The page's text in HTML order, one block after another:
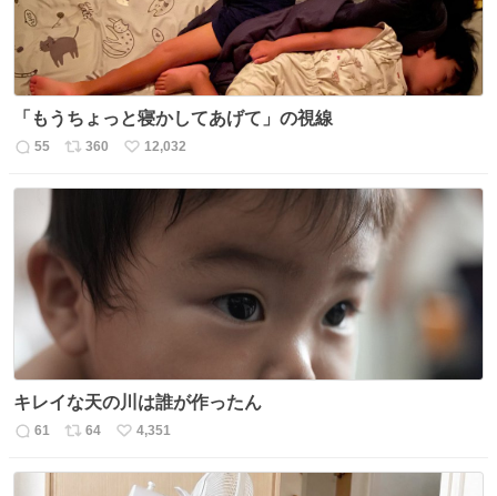
「もうちょっと寝かしてあげて」の視線
返
55
リ
360
い
12,032
キレイな天の川は誰が作ったん
返
61
リ
64
い
4,351